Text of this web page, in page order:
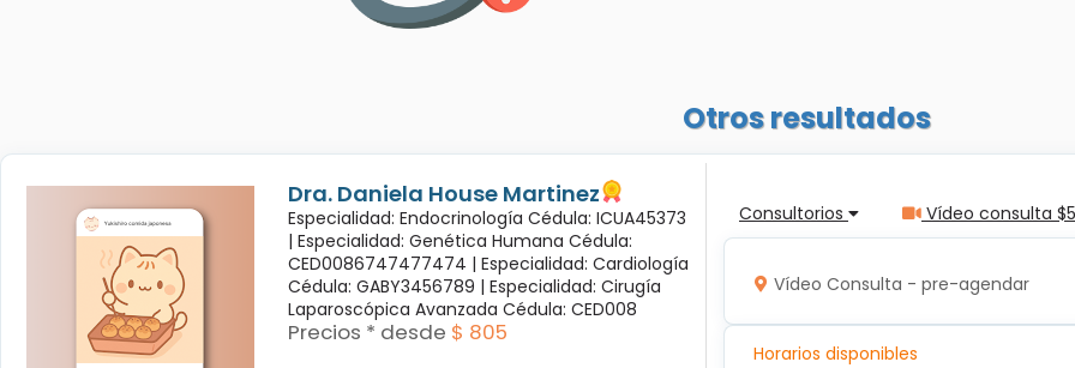
Otros resultados
Dra. Daniela House Martinez
Especialidad: Endocrinología Cédula: ICUA45373
| Especialidad: Genética Humana Cédula:
CED0086747477474 | Especialidad: Cardiología
Cédula: GABY3456789 | Especialidad: Cirugía
Laparoscópica Avanzada Cédula: CED008
Precios * desde $ 805
Consultorios Vídeo consulta
Vídeo Consulta - pre-agendar
Horarios disponibles